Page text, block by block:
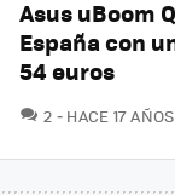
Asus uBoom
España con
54 euros
2 COMENTARIOS
HACE 17 AÑOS